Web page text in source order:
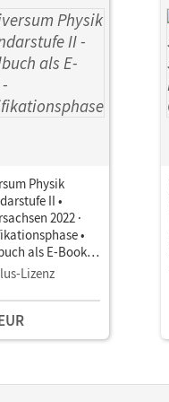
Physik
II •
2022 ·
•
als E-Book
Lizenz